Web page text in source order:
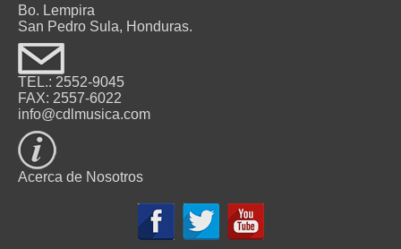
Bo. Lempira
San Pedro Sula, Honduras.
TEL.: 2552-9045
FAX: 2557-6022
info@cdlmusica.com
Acerca de Nosotros